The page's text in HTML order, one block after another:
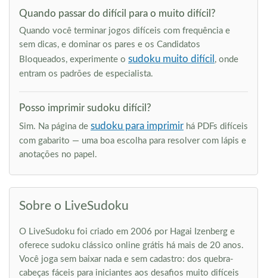
Quando passar do difícil para o muito difícil?
Quando você terminar jogos difíceis com frequência e
sem dicas, e dominar os pares e os Candidatos
Bloqueados, experimente o sudoku muito difícil , onde
entram os padrões de especialista.
Posso imprimir sudoku difícil?
Sim. Na página de sudoku para imprimir há PDFs difíceis
com gabarito — uma boa escolha para resolver com lápis e
anotações no papel.
Sobre o LiveSudoku
O LiveSudoku foi criado em 2006 por Hagai Izenberg e
oferece sudoku clássico online grátis há mais de 20 anos.
Você joga sem baixar nada e sem cadastro: dos quebra-
cabeças fáceis para iniciantes aos desafios muito difíceis